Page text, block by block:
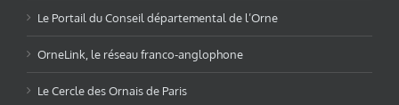
Le Portail du Conseil départemental de l’Orne
OrneLink, le réseau franco-anglophone
Le Cercle des Ornais de Paris